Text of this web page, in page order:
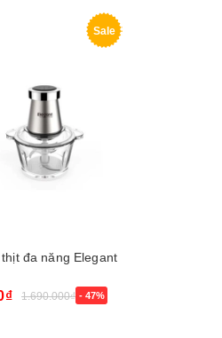
Sale
đa năng Elegant
1.690.000₫ - 47%